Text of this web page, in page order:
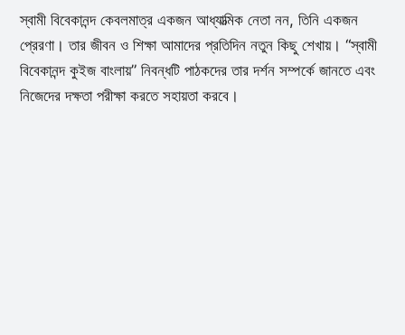
স্বামী বিবেকানন্দ কেবলমাত্র একজন আধ্যাত্মিক নেতা নন, তিনি একজন
প্রেরণা। তার জীবন ও শিক্ষা আমাদের প্রতিদিন নতুন কিছু শেখায়। “স্বামী
বিবেকানন্দ কুইজ বাংলায়” নিবন্ধটি পাঠকদের তার দর্শন সম্পর্কে জানতে এবং
নিজেদের দক্ষতা পরীক্ষা করতে সহায়তা করবে।